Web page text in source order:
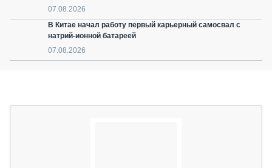
07.08.2026
В Китае начал работу первый карьерный самосвал с
натрий-ионной батареей
07.08.2026